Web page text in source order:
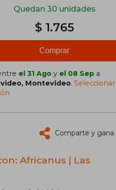
Quedan 30 unidades
$ 1.765
Comprar
el 31 Ago y el 08 Sep a
Montevideo. Seleccionar
Comparte y gana
Africanus | Las